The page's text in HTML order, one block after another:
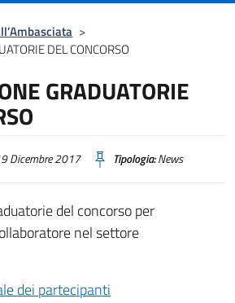
>
DEL CONCORSO
GRADUATORIE
Dicembre 2017 Tipologia:News
del concorso per
nel settore
dei partecipanti